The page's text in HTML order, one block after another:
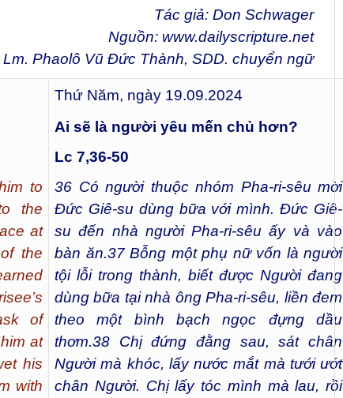
Tác giả: Don Schwager
Nguồn: www.dailyscripture.net
Lm. Phaolô Vũ Đức Thành, SDD. chuyển ngữ
to
the
at
the
of
at
his
with
Thứ Năm, ngày 19.09.2024
Ai sẽ là người yêu mến chủ hơn?
Lc 7,36-50
36 Có người thuộc nhóm Pha-ri-sêu mời
Đức Giê-su dùng bữa với mình. Đức Giê-
su đến nhà người Pha-ri-sêu ấy và vào
bàn ăn.37Bỗng một phụ nữ vốn là người
tội lỗi trong thành, biết được Người đang
dùng bữa tại nhà ông Pha-ri-sêu, liền đem
theo một bình bạch ngọc đựng dầu
thơm.38 Chị đứng đằng sau, sát chân
Người mà khóc, lấy nước mắt mà tưới ướt
chân Người. Chị lấy tóc mình mà lau, rồi